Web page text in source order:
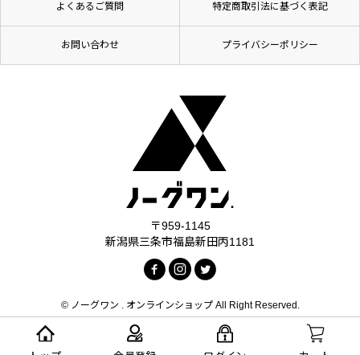
よくあるご質問 特定商取引法に基づく表記
お問い合わせ プライバシーポリシー
〒959-1145
新潟県三条市福島新田丙1181
© ノーグワン . オンラインショップ All Right Reserved.